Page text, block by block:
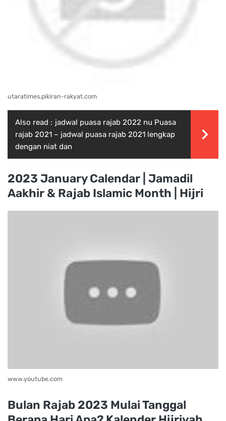
utaratimes.pikiran-rakyat.com
Also read : jadwal puasa rajab 2022 nu Puasa
rajab 2021 – jadwal puasa rajab 2021 lengkap
dengan niat dan
2023 January Calendar | Jamadil
Aakhir & Rajab Islamic Month | Hijri
www.youtube.com
Bulan Rajab 2023 Mulai Tanggal